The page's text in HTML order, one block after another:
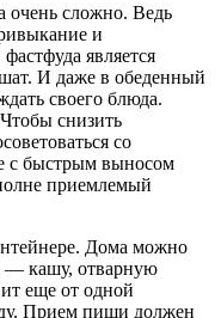
очень сложно. Ведь
и
является
И даже в обеденный
своего блюда.
снизить
со
с быстрым выносом
приемлемый
Дома можно
— кашу, отварную
еще от одной
Прием пищи должен